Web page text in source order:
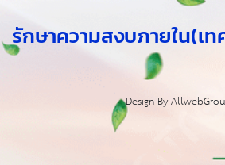
รักษาความสงบภายใน(เ
Design By